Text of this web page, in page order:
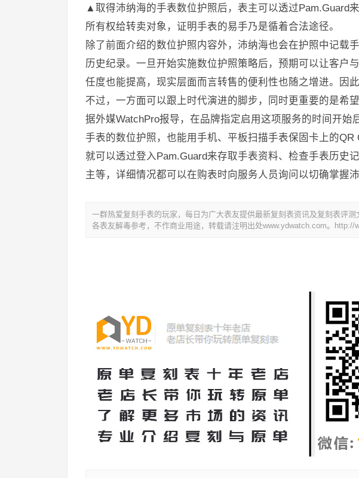
▲取得沛纳海的手表数位护照后，表主可以透过Pam.Guard
所有权给转卖对象，证明手表的易手乃是循着合法途径。
除了前面介绍的数位护照内容外，沛纳海也会在护照中记载
历史纪录。一旦开始实施数位护照策略后，预期可以让客户
任度也能提高，现实层面而言转售的便利性也随之增进。因
不过，一方面可以跟上时代演进的脚步，同时更重要的是希
据外媒WatchPro报导，在品牌指定启用这项服务的时间开始
手表的数位护照，也能用手机、平板扫描手表保固卡上的QR
就可以透过登入Pam.Guard来存取手表资料、检查手表历史
主等，详细情况都可以在购表时向服务人员询问以切确掌握
一群热爱复刻手表的玩家，每日为广大表友提供最新复刻表资讯及复刻表评
各表友解毒参考，不作商业用途，转载请注明出处www.ydwatch.com。 http://